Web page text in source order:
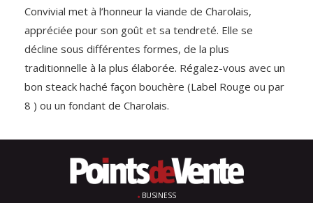
Convivial met à l’honneur la viande de Charolais,
appréciée pour son goût et sa tendreté. Elle se
décline sous différentes formes, de la plus
traditionnelle à la plus élaborée. Régalez-vous avec un
bon steack haché façon bouchère (Label Rouge ou par
8 ) ou un fondant de Charolais.
BUSINESS